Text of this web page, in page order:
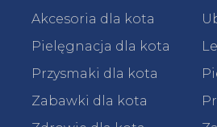
Akcesoria dla kota
Pielęgnacja dla kota
Przysmaki dla kota
Zabawki dla kota